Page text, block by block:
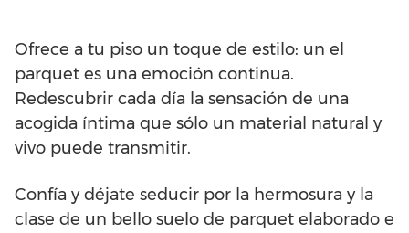
Ofrece a tu piso un toque de estilo: un el
parquet es una emoción continua.
Redescubrir cada día la sensación de una
acogida íntima que sólo un material natural y
vivo puede transmitir.
Confía y déjate seducir por la hermosura y la
clase de un bello suelo de parquet elaborado e